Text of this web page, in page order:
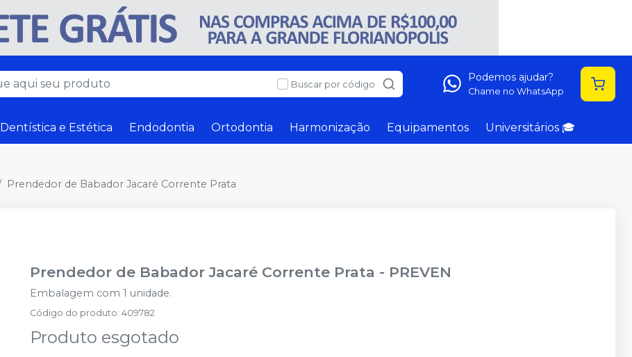
Buscar por código
Podemos ajudar?
Chame no WhatsApp
Dentística e Estética Endodontia Ortodontia Harmonização Equipamentos Universitários 🎓
Prendedor de Babador Jacaré Corrente Prata
Prendedor de Babador Jacaré Corrente Prata - PREVEN
Embalagem com 1 unidade.
Código do produto:409782
Produto esgotado